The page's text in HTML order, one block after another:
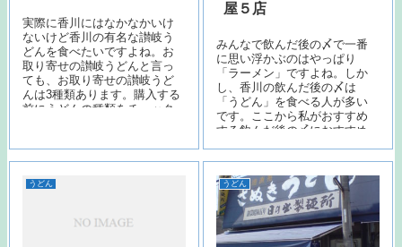
実際に香川にはなかなかいけ
ないけど香川の有名な讃岐う
どんを食べたいですよね。お
取り寄せの讃岐うどんと言っ
ても、お取り寄せの讃岐うど
んは3種類あります。購入する
前にうどんの種類をチェック
屋５店
みんなで飲んだ後の〆で一番
に思い浮かぶのはやっぱり
「ラーメン」ですよね。しか
し、香川の飲んだ後の〆は
「うどん」を食べる人が多い
です。ここから私がおすすめ
する飲んだ後の〆におすすめ
す。
うどん うどん